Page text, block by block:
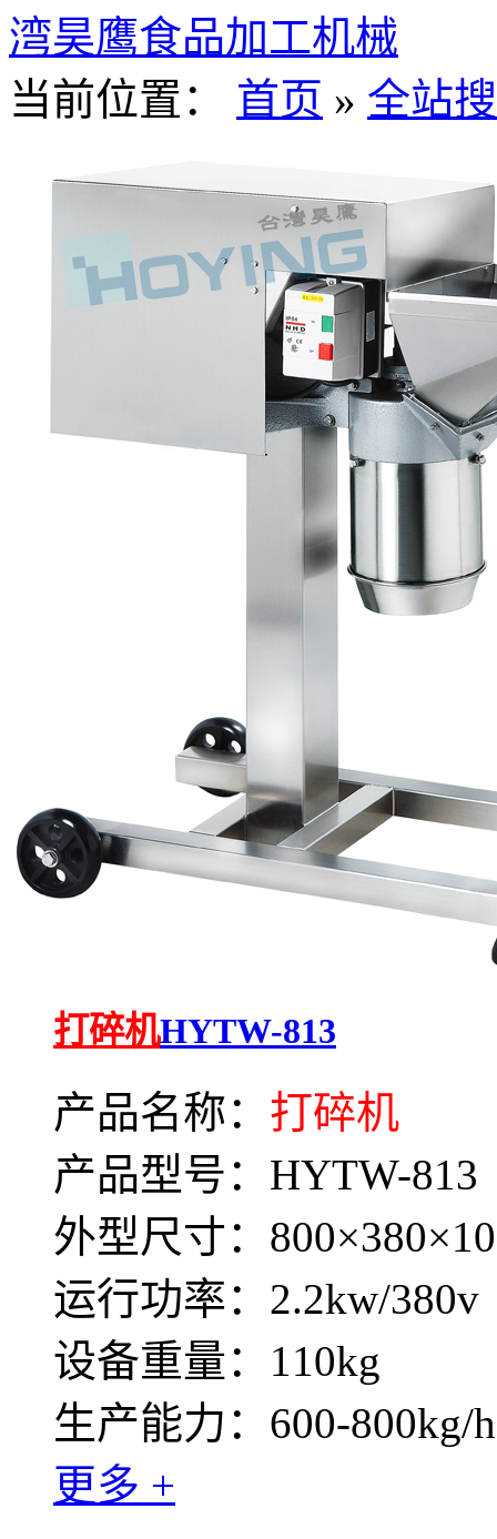
湾昊鹰食品加工机械
当前位置：
首页 » 全站
打碎机HYTW-813
产品名称： 打碎机
产品型号：HYTW-813
外型尺寸：
运行功率：2.2kw/380v
设备重量：110kg
生产能力：600-800kg/h
更多 +